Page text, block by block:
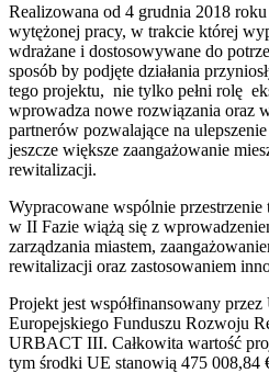
Realizowana od 4 grudnia 2018
wytężonej pracy, w trakcie której
wdrażane i dostosowywane do
sposób by podjęte działania
tego projektu, nie tylko pełni rolę
wprowadza nowe rozwiązania oraz
partnerów pozwalające na
jeszcze większe zaangażowanie
rewitalizacji.
Wypracowane wspólnie przestrzenie
w II Fazie wiążą się z
zarządzania miastem,
rewitalizacji oraz zastosowaniem
Projekt jest współfinansowany
Europejskiego Funduszu Rozwoju
URBACT III. Całkowita wartość
tym środki UE stanowią 475 008,84